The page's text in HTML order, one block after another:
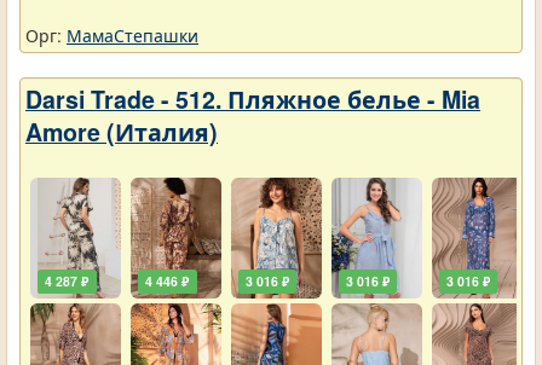
Орг: МамаСтепашки
Darsi Trade - 512. Пляжное белье - Mia
Amore (Италия)
4 287 ₽ 4 446 ₽ 3 016 ₽ 3 016 ₽ 3 016 ₽